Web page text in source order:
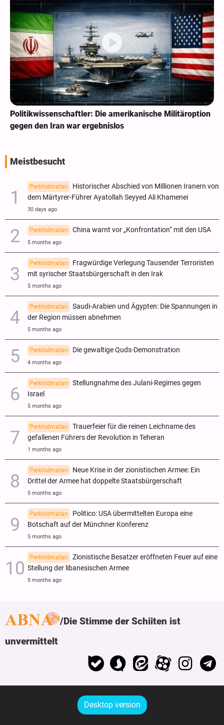
Politikwissenschaftler: Die amerikanische Militäroption
gegen den Iran war ergebnislos
Meistbesucht
Perkhidmatan
Historischer Abschied von Millionen Iranern von
dem Märtyrer-Führer Ayatollah Seyyed Ali Khamenei
30 days ago
Perkhidmatan China warnt vor „Konfrontation“ mit den USA
5 months ago
Perkhidmatan
Fragwürdige Verlegung Tausender Terroristen
mit syrischer Staatsbürgerschaft in den Irak
5 months ago
Perkhidmatan
Saudi-Arabien und Ägypten: Die Spannungen in
der Region müssen abnehmen
5 months ago
Perkhidmatan Die gewaltige Quds-Demonstration
4 months ago
Perkhidmatan
Stellungnahme des Julani-Regimes gegen
Israel
5 months ago
Perkhidmatan
Trauerfeier für die reinen Leichname des
gefallenen Führers der Revolution in Teheran
1 months ago
Perkhidmatan
Neue Krise in der zionistischen Armee: Ein
Drittel der Armee hat doppelte Staatsbürgerschaft
5 months ago
Perkhidmatan
Politico: USA übermittelten Europa eine
Botschaft auf der Münchner Konferenz
5 months ago
Perkhidmatan
Zionistische Besatzer eröffneten Feuer auf eine
Stellung der libanesischen Armee
5 months ago
Die Stimme der Schiiten ist
unvermittelt
Desktop version